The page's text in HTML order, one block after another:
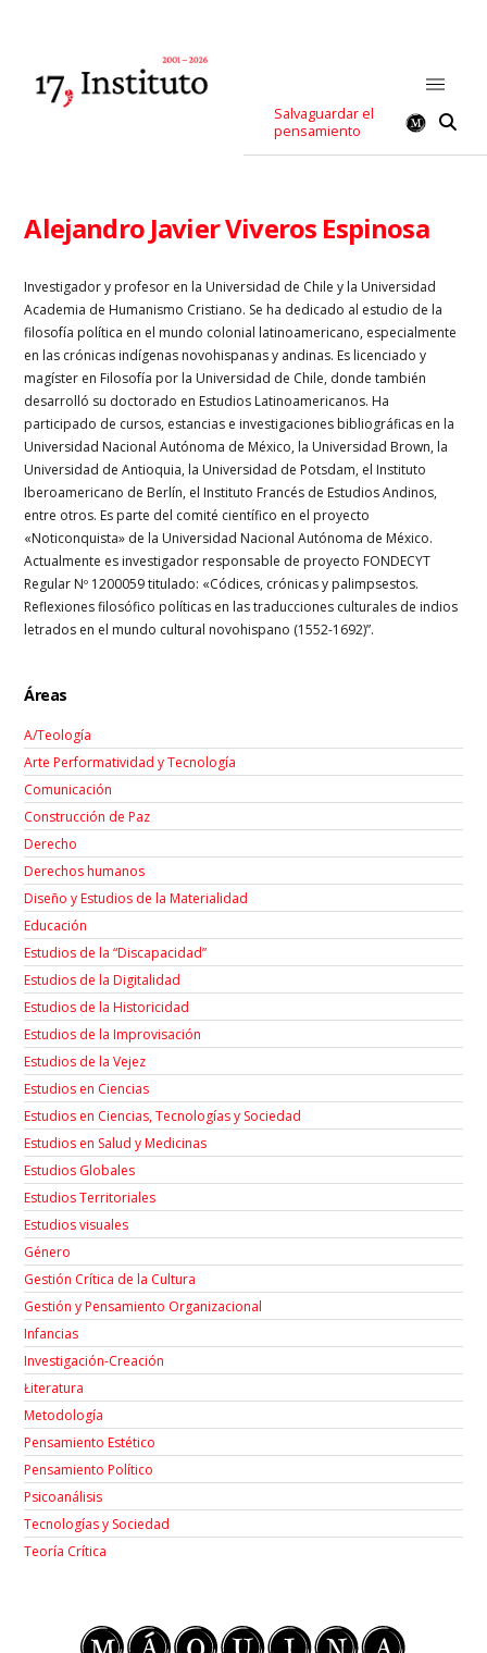
Salvaguardar el
pensamiento
Alejandro Javier Viveros Espinosa
Investigador y profesor en la Universidad de Chile y la Universidad
Academia de Humanismo Cristiano. Se ha dedicado al estudio de la
filosofía política en el mundo colonial latinoamericano, especialmente
en las crónicas indígenas novohispanas y andinas. Es licenciado y
magíster en Filosofía por la Universidad de Chile, donde también
desarrolló su doctorado en Estudios Latinoamericanos. Ha
participado de cursos, estancias e investigaciones bibliográficas en la
Universidad Nacional Autónoma de México, la Universidad Brown, la
Universidad de Antioquia, la Universidad de Potsdam, el Instituto
Iberoamericano de Berlín, el Instituto Francés de Estudios Andinos,
entre otros. Es parte del comité científico en el proyecto
«Noticonquista» de la Universidad Nacional Autónoma de México.
Actualmente es investigador responsable de proyecto FONDECYT
Regular Nº 1200059 titulado: «Códices, crónicas y palimpsestos.
Reflexiones filosófico políticas en las traducciones culturales de indios
letrados en el mundo cultural novohispano (1552-1692)”.
Áreas
A/Teología
Arte Performatividad y Tecnología
Comunicación
Construcción de Paz
Derecho
Derechos humanos
Diseño y Estudios de la Materialidad
Educación
Estudios de la “Discapacidad”
Estudios de la Digitalidad
Estudios de la Historicidad
Estudios de la Improvisación
Estudios de la Vejez
Estudios en Ciencias
Estudios en Ciencias, Tecnologías y Sociedad
Estudios en Salud y Medicinas
Estudios Globales
Estudios Territoriales
Estudios visuales
Género
Gestión Crítica de la Cultura
Gestión y Pensamiento Organizacional
Infancias
Investigación-Creación
Łiteratura
Metodología
Pensamiento Estético
Pensamiento Político
Psicoanálisis
Tecnologías y Sociedad
Teoría Crítica